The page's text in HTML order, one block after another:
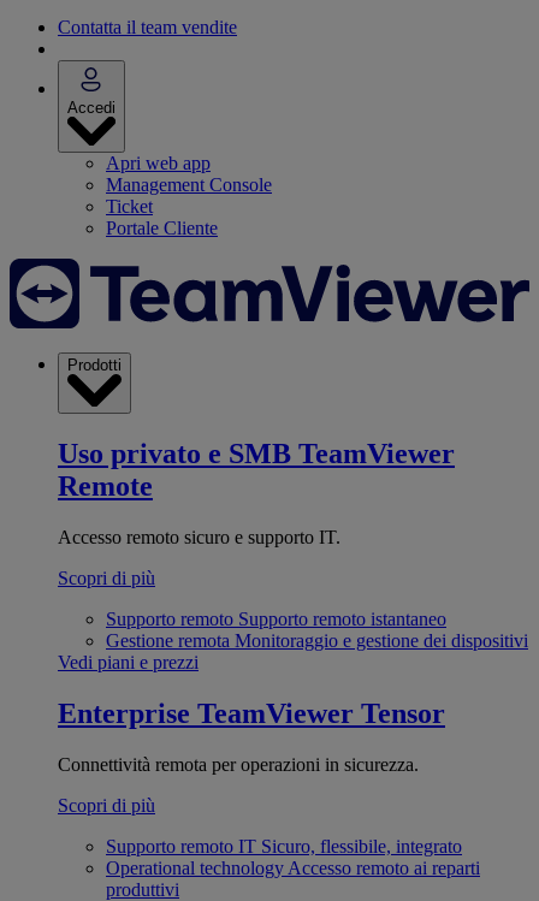
Contatta il team vendite
Accedi
Apri web app
Management Console
Ticket
Portale Cliente
Prodotti
Uso privato e SMB TeamViewer
Remote
Accesso remoto sicuro e supporto IT.
Scopri di più
Supporto remoto Supporto remoto istantaneo
Gestione remota Monitoraggio e gestione dei dispositivi
Vedi piani e prezzi
Enterprise TeamViewer Tensor
Connettività remota per operazioni in sicurezza.
Scopri di più
Supporto remoto IT Sicuro, flessibile, integrato
Operational technology Accesso remoto ai reparti
produttivi